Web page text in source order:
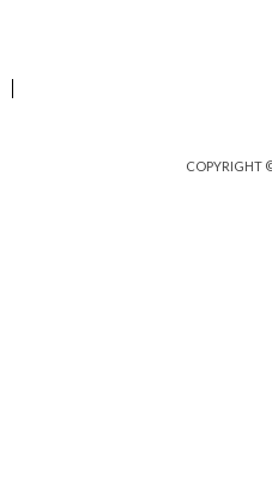
COPYRIGHT